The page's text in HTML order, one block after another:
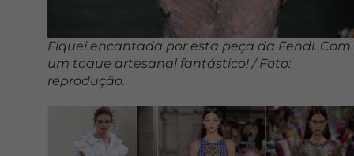
Fiquei encantada por esta peça da Fendi. Com
um toque artesanal fantástico! / Foto:
reprodução.